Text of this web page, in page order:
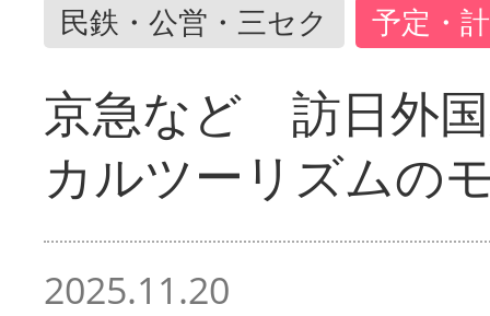
民鉄・公営・三セク 予定・
京急など 訪日外
カルツーリズムの
2025.11.20